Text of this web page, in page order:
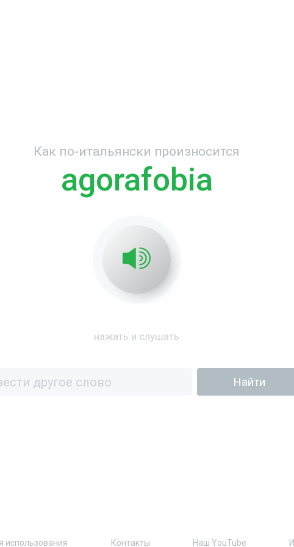
Как по-итальянски произносится
agorafobia
нажать и слушать
использования Контакты Наш YouTube